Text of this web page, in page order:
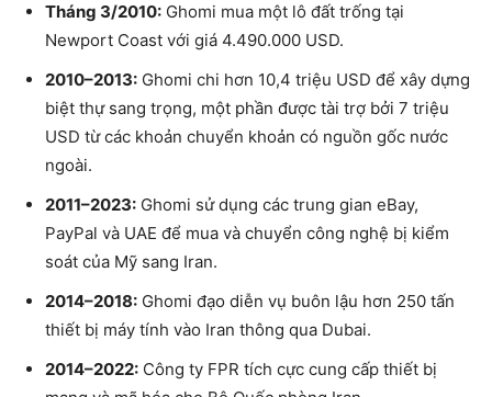
Tháng 3/2010: Ghomi mua một lô đất trống tại
Newport Coast với giá 4.490.000 USD.
2010–2013: Ghomi chi hơn 10,4 triệu USD để xây dựng
biệt thự sang trọng, một phần được tài trợ bởi 7 triệu
USD từ các khoản chuyển khoản có nguồn gốc nước
ngoài.
2011–2023: Ghomi sử dụng các trung gian eBay,
PayPal và UAE để mua và chuyển công nghệ bị kiểm
soát của Mỹ sang Iran.
2014–2018: Ghomi đạo diễn vụ buôn lậu hơn 250 tấn
thiết bị máy tính vào Iran thông qua Dubai.
2014–2022: Công ty FPR tích cực cung cấp thiết bị